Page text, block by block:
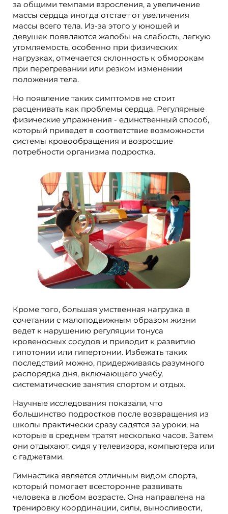
за общими темпами взросления, а увеличение
массы сердца иногда отстает от увеличения
массы всего тела. Из-за этого у юношей и
девушек появляются жалобы на слабость, легкую
утомляемость, особенно при физических
нагрузках, отмечается склонность к обморокам
при перегревании или резком изменении
положения тела.
Но появление таких симптомов не стоит
расценивать как проблемы сердца. Регулярные
физические упражнения - единственный способ,
который приведет в соответствие возможности
системы кровообращения и возросшие
потребности организма подростка.
Кроме того, большая умственная нагрузка в
сочетании с малоподвижным образом жизни
ведет к нарушению регуляции тонуса
кровеносных сосудов и приводит к развитию
гипотонии или гипертонии. Избежать таких
последствий можно, придерживаясь разумного
распорядка дня, включающего учебу,
систематические занятия спортом и отдых.
Научные исследования показали, что
большинство подростков после возвращения из
школы практически сразу садятся за уроки, на
которые в среднем тратят несколько часов. Затем
они отдыхают, сидя у телевизора, компьютера или
с гаджетами.
Гимнастика является отличным видом спорта,
который помогает всесторонне развивать
человека в любом возрасте. Она направлена на
тренировку координации, силы, выносливости,